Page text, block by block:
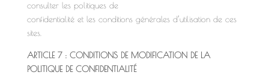
consulter les politiques de
confidentialité et les conditions générales d’utilisation de ces
sites.
ARTICLE 7 : CONDITIONS DE MODIFICATION DE LA
POLITIQUE DE CONFIDENTIALITÉ